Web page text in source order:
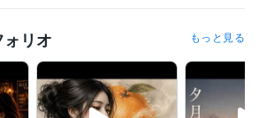
リオ もっと見る